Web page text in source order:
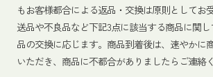
もお客様都合による返品・交換は原則としてお
送品や不良品など下記3点に該当する商品に関
品の交換に応じます。商品到着後は、速やかに
いただき、商品に不都合がありましたらご連絡